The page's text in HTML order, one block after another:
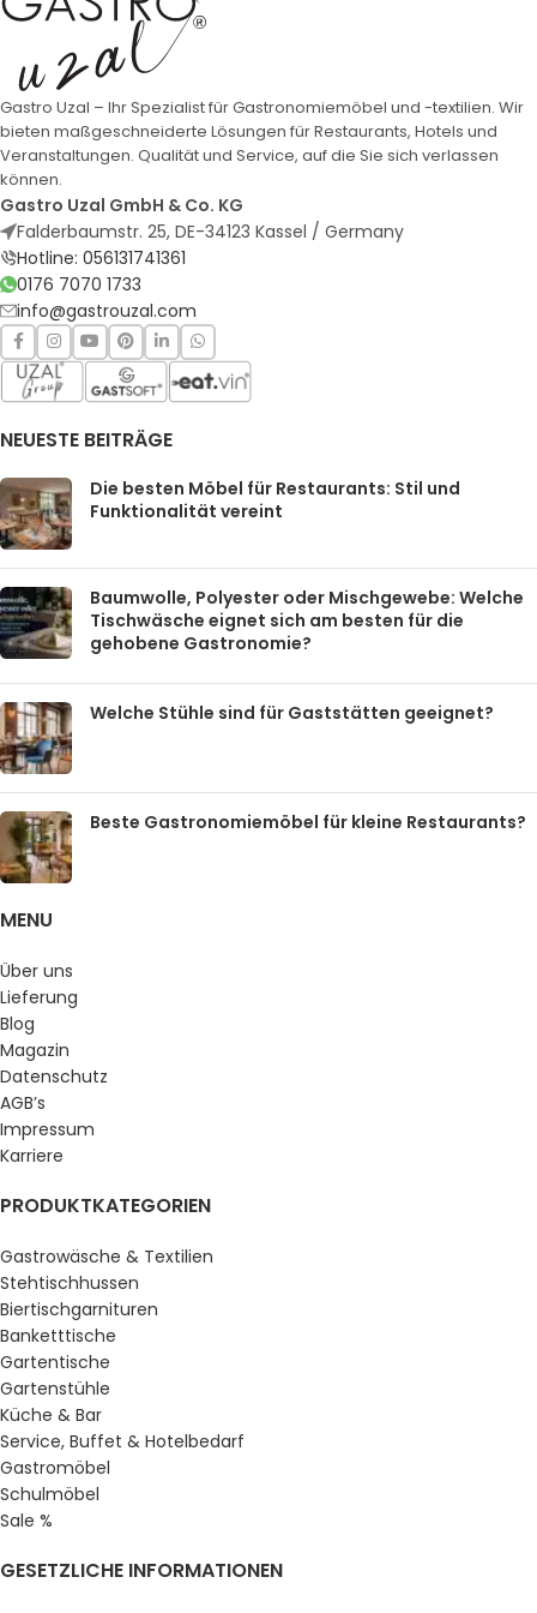
Gastro Uzal – Ihr Spezialist für Gastronomiemöbel und -textilien. Wir
bieten maßgeschneiderte Lösungen für Restaurants, Hotels und
Veranstaltungen. Qualität und Service, auf die Sie sich verlassen
können.
Gastro Uzal GmbH & Co. KG
Falderbaumstr. 25, DE-34123 Kassel / Germany
Hotline: 056131741361
0176 7070 1733
info@gastrouzal.com
NEUESTE BEITRÄGE
Die besten Möbel für Restaurants: Stil und
Funktionalität vereint
Baumwolle, Polyester oder Mischgewebe: Welche
Tischwäsche eignet sich am besten für die
gehobene Gastronomie?
Welche Stühle sind für Gaststätten geeignet?
Beste Gastronomiemöbel für kleine Restaurants?
MENU
Über uns
Lieferung
Blog
Magazin
Datenschutz
AGB’s
Impressum
Karriere
PRODUKTKATEGORIEN
Gastrowäsche & Textilien
Stehtischhussen
Biertischgarnituren
Banketttische
Gartentische
Gartenstühle
Küche & Bar
Service, Buffet & Hotelbedarf
Gastromöbel
Schulmöbel
Sale %
GESETZLICHE INFORMATIONEN